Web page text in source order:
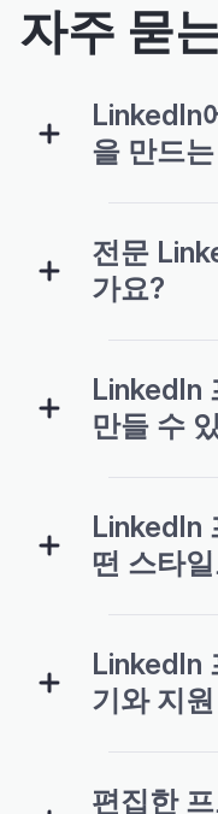
자주 묻
LinkedIn
을 만드
전문
가요?
LinkedIn
만들 수
LinkedIn
떤 스타
LinkedIn
기와 지
편집한